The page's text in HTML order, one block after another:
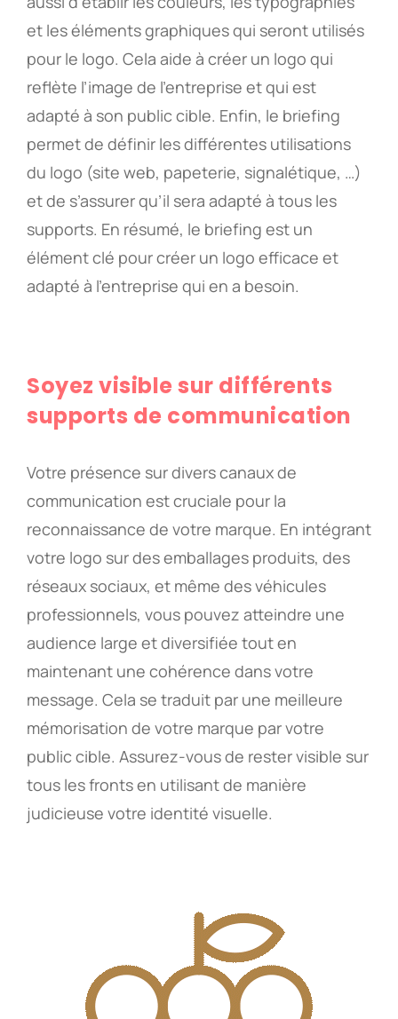
et les éléments graphiques qui seront utilisés
pour le logo. Cela aide à créer un logo qui
reflète l’image de l’entreprise et qui est
adapté à son public cible. Enfin, le briefing
permet de définir les différentes utilisations
du logo (site web, papeterie, signalétique, …)
et de s’assurer qu’il sera adapté à tous les
supports. En résumé, le briefing est un
élément clé pour créer un logo efficace et
adapté à l’entreprise qui en a besoin.
Soyez visible sur différents
supports de communication
Votre présence sur divers canaux de
communication est cruciale pour la
reconnaissance de votre marque. En intégrant
votre logo sur des emballages produits, des
réseaux sociaux, et même des véhicules
professionnels, vous pouvez atteindre une
audience large et diversifiée tout en
maintenant une cohérence dans votre
message. Cela se traduit par une meilleure
mémorisation de votre marque par votre
public cible. Assurez-vous de rester visible sur
tous les fronts en utilisant de manière
judicieuse votre identité visuelle.